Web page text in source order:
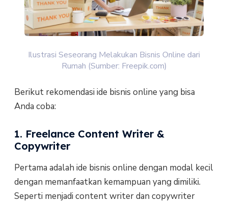
Ilustrasi Seseorang Melakukan Bisnis Online dari
Rumah (Sumber: Freepik.com)
Berikut rekomendasi ide bisnis online yang bisa
Anda coba:
1. Freelance Content Writer &
Copywriter
Pertama adalah ide bisnis online dengan modal kecil
dengan memanfaatkan kemampuan yang dimiliki.
Seperti menjadi content writer dan copywriter